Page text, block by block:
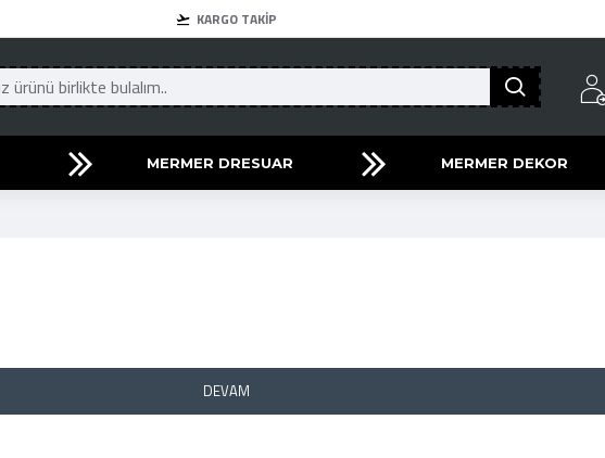
KARGO TAKIP
MERMER DRESUAR MERMER DEKOR
DEVAM